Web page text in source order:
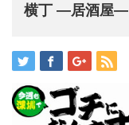
横丁 ―居酒屋―